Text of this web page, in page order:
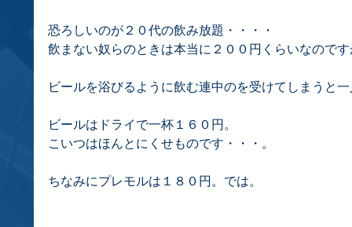
恐ろしいのが２０代の飲み放題・・・・
飲まない奴らのときは本当に２００円くらいなので
ビールを浴びるように飲む連中のを受けてしまうと
ビールはドライで一杯１６０円。
こいつはほんとにくせものです・・・。
ちなみにプレモルは１８０円。では。